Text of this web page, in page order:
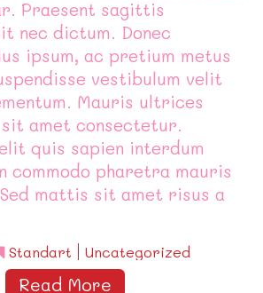
Praesent sagittis
nec dictum. Donec
ipsum, ac pretium metus
vestibulum velit
Mauris ultrices
amet consectetur.
quis sapien interdum
commodo pharetra mauris
mattis sit amet risus a
Standart Uncategorized
Read More